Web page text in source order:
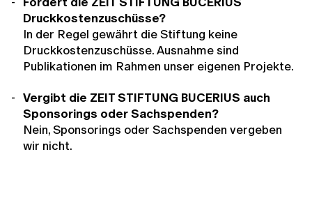
Druckkostenzuschüsse?
In der Regel gewährt die Stiftung keine
Druckkostenzuschüsse. Ausnahme sind
Publikationen im Rahmen unser eigenen Projekte.
Vergibt die ZEIT STIFTUNG BUCERIUS auch
Sponsorings oder Sachspenden?
Nein, Sponsorings oder Sachspenden vergeben
wir nicht.